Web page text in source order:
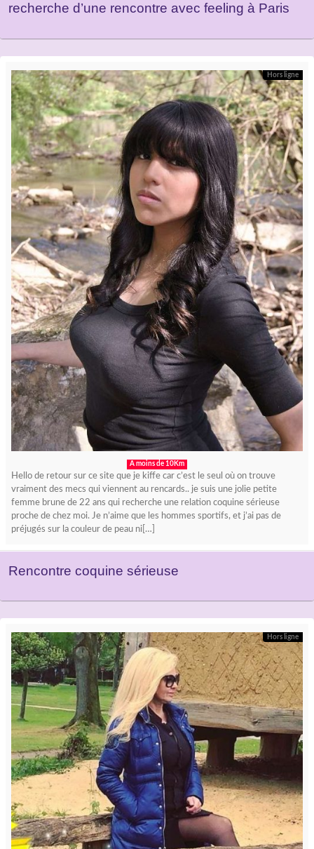
recherche d’une rencontre avec feeling à Paris
Hors ligne
A moins de 10Km
Hello de retour sur ce site que je kiffe car c’est le seul où on trouve
vraiment des mecs qui viennent au rencards.. je suis une jolie petite
femme brune de 22 ans qui recherche une relation coquine sérieuse
proche de chez moi. Je n’aime que les hommes sportifs, et j’ai pas de
préjugés sur la couleur de peau ni[…]
Rencontre coquine sérieuse
Hors ligne